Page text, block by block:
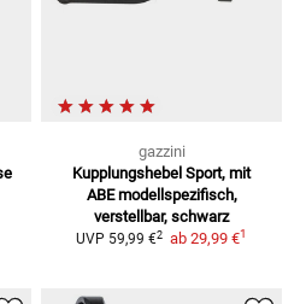
gazzini
Kupplungshebel Sport, mit
ABE modellspezifisch,
verstellbar, schwarz
UVP 59,99 €2 ab 29,99 €1